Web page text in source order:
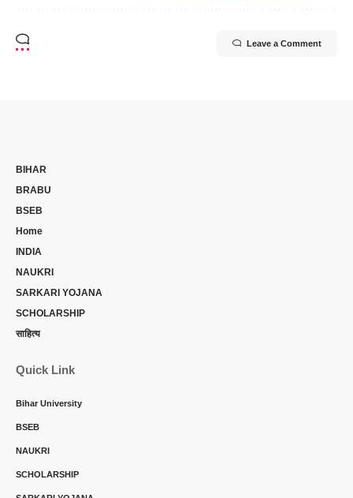
Leave a Comment
BIHAR
BRABU
BSEB
Home
INDIA
NAUKRI
SARKARI YOJANA
SCHOLARSHIP
साहित्य
Quick Link
Bihar University
BSEB
NAUKRI
SCHOLARSHIP